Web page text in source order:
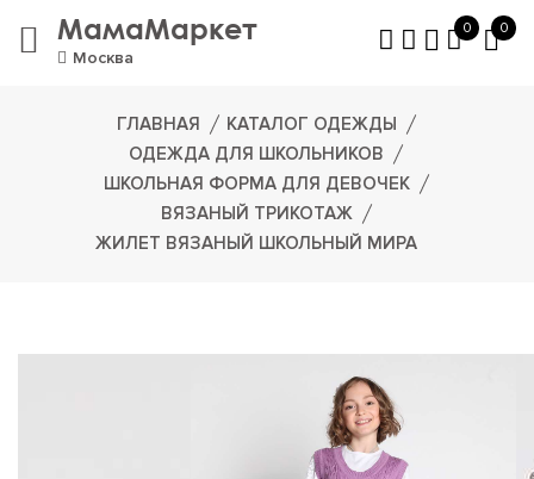
МамаМаркет
Москва
0 0
ГЛАВНАЯ
КАТАЛОГ ОДЕЖДЫ
ОДЕЖДА ДЛЯ ШКОЛЬНИКОВ
ШКОЛЬНАЯ ФОРМА ДЛЯ ДЕВОЧЕК
ВЯЗАНЫЙ ТРИКОТАЖ
ЖИЛЕТ ВЯЗАНЫЙ ШКОЛЬНЫЙ МИРА